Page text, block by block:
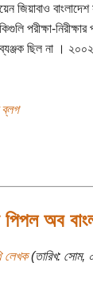
জিয়াবাও
পরীক্ষা-
ছিল না ।
পিপল অব
লেখক(তারিখ: সোম,